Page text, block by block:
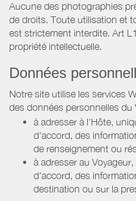
Aucune des photographies
de droits. Toute utilisation et
est strictement interdite. Art
propriété intellectuelle.
Données
Notre site utilise les services
des données personnelles du
à adresser à l'Hôte,
d'accord, des
de renseignement ou
à adresser au
d'accord, des
destination ou sur la